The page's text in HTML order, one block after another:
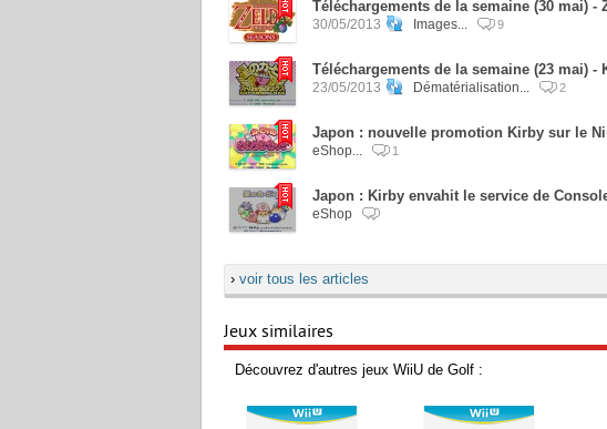
Téléchargements de la semaine (30 mai) -
30/05/2013 Images... 9
Téléchargements de la semaine (23 mai) -
23/05/2013 Dématérialisation... 2
Japon : nouvelle promotion Kirby sur le
eShop...
1
Japon : Kirby envahit le service de
eShop
› voir tous les articles
Jeux similaires
Découvrez d'autres jeux WiiU de Golf :